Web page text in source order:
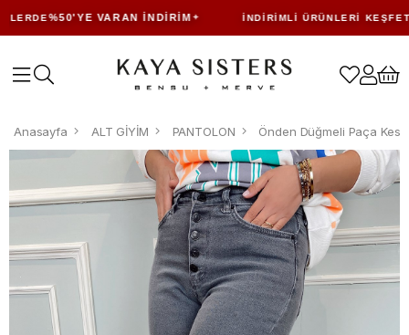
%50'YE VARAN İNDIRIM İNDIRIMLI ÜRÜNLERI KEŞFET
Anasayfa ALT GİYİM PANTOLON Önden Düğmeli Paça